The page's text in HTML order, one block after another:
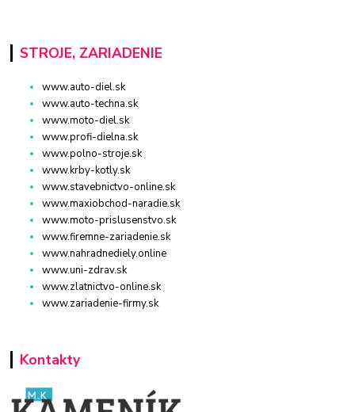
STROJE, ZARIADENIE
www.auto-diel.sk
www.auto-techna.sk
www.moto-diel.sk
www.profi-dielna.sk
www.polno-stroje.sk
www.krby-kotly.sk
www.stavebnictvo-online.sk
www.maxiobchod-naradie.sk
www.moto-prislusenstvo.sk
www.firemne-zariadenie.sk
www.nahradnediely.online
www.uni-zdrav.sk
www.zlatnictvo-online.sk
www.zariadenie-firmy.sk
Kontakty